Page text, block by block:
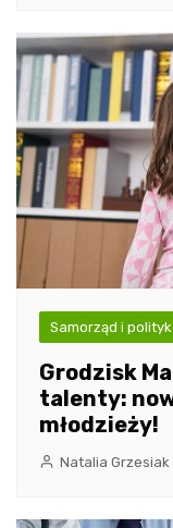
Samorząd i
Grodzisk
talenty:
młodzieży!
Natalia Grzesiak